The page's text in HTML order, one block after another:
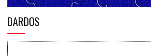
DARDOS